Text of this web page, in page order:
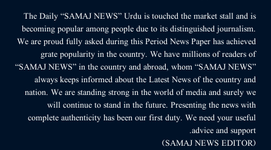
The Daily “SAMAJ NEWS” Urdu is touched the market stall and is
becoming popular among people due to its distinguished journalism.
We are proud fully asked during this Period News Paper has achieved
grate popularity in the country. We have millions of readers of
“SAMAJ NEWS” in the country and abroad, whom “SAMAJ NEWS”
always keeps informed about the Latest News of the country and
nation. We are standing strong in the world of media and surely we
will continue to stand in the future. Presenting the news with
complete authenticity has been our first duty. We need your useful
advice and support.
(SAMAJ NEWS EDITOR)